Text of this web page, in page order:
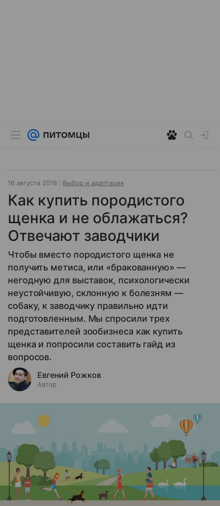
16 августа 2018 Выбор и адаптация
Как купить породистого
щенка и не облажаться?
Отвечают заводчики
Чтобы вместо породистого щенка не
получить метиса, или «бракованную» —
негодную для выставок, психологически
неустойчивую, склонную к болезням —
собаку, к заводчику правильно идти
подготовленным. Мы спросили трех
представителей зообизнеса как купить
щенка и попросили составить гайд из
вопросов.
Евгений Рожков
Автор